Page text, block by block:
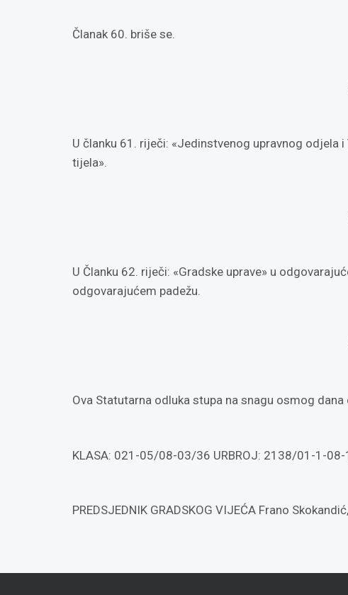
Članak 60. briše se.
U članku 61. riječi: «Jedinstvenog upravnog odjela
tijela».
U Članku 62. riječi: «Gradske uprave» u
odgovarajućem padežu.
Ova Statutarna odluka stupa na snagu osmog
KLASA: 021-05/08-03/36 URBROJ: 2138/01-1-
PREDSJEDNIK GRADSKOG VIJEĆA Frano